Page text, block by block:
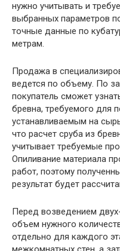
нужно учитывать и
выбранных параметров
точные данные по
метрам.
Продажа в
ведется по объему. По
покупатель сможет
бревна, требуемого для
устанавливаемым на
что расчет сруба из
учитывает требуемые
Опиливание материала
работ, поэтому
результат будет
Перед возведением
объем нужного
отдельно для каждого